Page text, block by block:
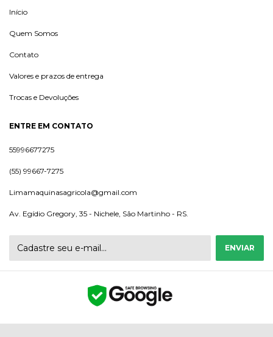
Início
Quem Somos
Contato
Valores e prazos de entrega
Trocas e Devoluções
ENTRE EM CONTATO
55996677275
(55) 99667-7275
Limamaquinasagricola@gmail.com
Av. Egídio Gregory, 35 - Nichele, São Martinho - RS.